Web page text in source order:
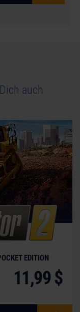
auch
EDITION
11,99 $